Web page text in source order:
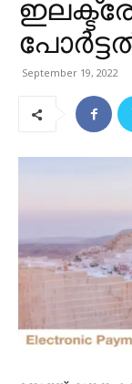
September 19, 2022